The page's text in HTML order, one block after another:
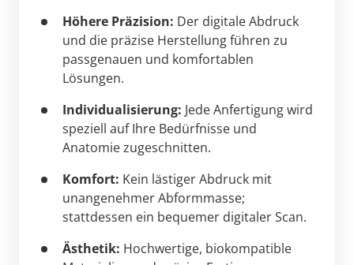
Höhere Präzision: Der digitale Abdruck
und die präzise Herstellung führen zu
passgenauen und komfortablen
Lösungen.
Individualisierung: Jede Anfertigung wird
speziell auf Ihre Bedürfnisse und
Anatomie zugeschnitten.
Komfort: Kein lästiger Abdruck mit
unangenehmer Abformmasse;
stattdessen ein bequemer digitaler Scan.
Ästhetik: Hochwertige, biokompatible